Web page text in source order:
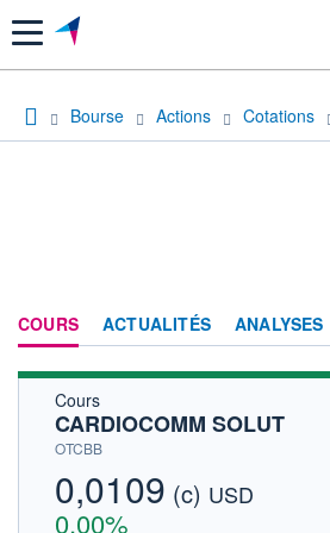
Menu
Bourse Actions Cotations
COURS ACTUALITÉS ANALYSES
Cours
CARDIOCOMM SOLUT
OTCBB
0,0109 (c) USD
0,00%